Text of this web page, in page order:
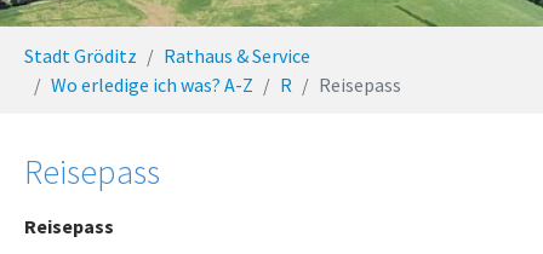
Stadt Gröditz
Rathaus & Service
Wo erledige ich was? A-Z
R Reisepass
Reisepass
Reisepass